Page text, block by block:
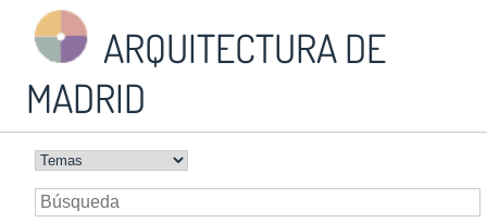
ARQUITECTURA DE
MADRID